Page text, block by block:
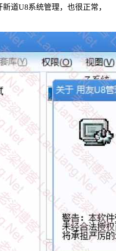
道U8系统管理，也很正常，